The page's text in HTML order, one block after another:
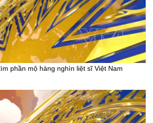
phần mộ hàng nghìn liệt sĩ Việt Nam